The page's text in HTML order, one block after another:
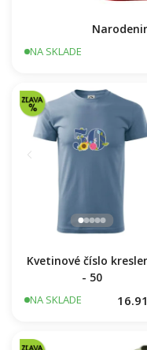
NA SKLADE
Kvetinové číslo
- 50
NA SKLADE